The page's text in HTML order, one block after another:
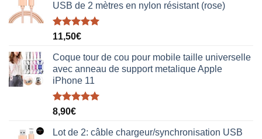
USB de 2 mètres en nylon résistant (rose)
Note5.00
11,50€
Coque tour de cou pour mobile taille universelle
avec anneau de support metalique Apple
iPhone 11
Note5.00
8,90€
Lot de 2: câble chargeur/synchronisation USB